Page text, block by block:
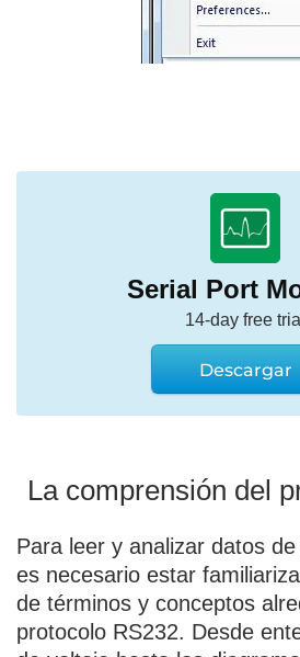
Serial Port
14-day free trial
Descargar
La comprensión del
Para leer y analizar datos
es necesario estar
de términos y conceptos
protocolo RS232. Desde